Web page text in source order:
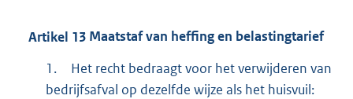
Artikel 13 Maatstaf van heffing en belastingtarief
1.
Het recht bedraagt voor het verwijderen van
bedrijfsafval op dezelfde wijze als het huisvuil: